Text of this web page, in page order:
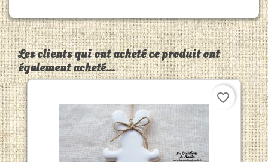
Les clients qui ont acheté ce produit ont
également acheté...
favorite_border